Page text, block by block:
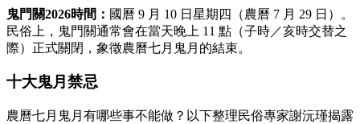
鬼門關2026時間： 國曆 9 月 10 日星期四（農曆 7 月 29 日）。
民俗上，鬼門關通常會在當天晚上 11 點（子時／亥時交替之
際）正式關閉，象徵農曆七月鬼月的結束。
十大鬼月禁忌
農曆七月鬼月有哪些事不能做？以下整理民俗專家謝沅瑾揭露